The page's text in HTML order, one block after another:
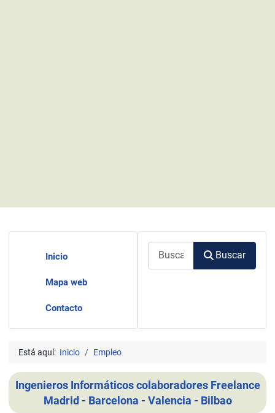
Inicio
Mapa web
Contacto
Buscar
Está aquí: Inicio Empleo
Ingenieros Informáticos colaboradores Freelance
Madrid - Barcelona - Valencia - Bilbao